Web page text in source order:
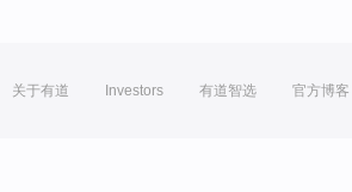
关于有道 Investors 有道智选 官方博客